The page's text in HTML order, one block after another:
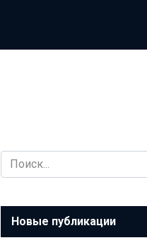
Search
for:
Новые публикации